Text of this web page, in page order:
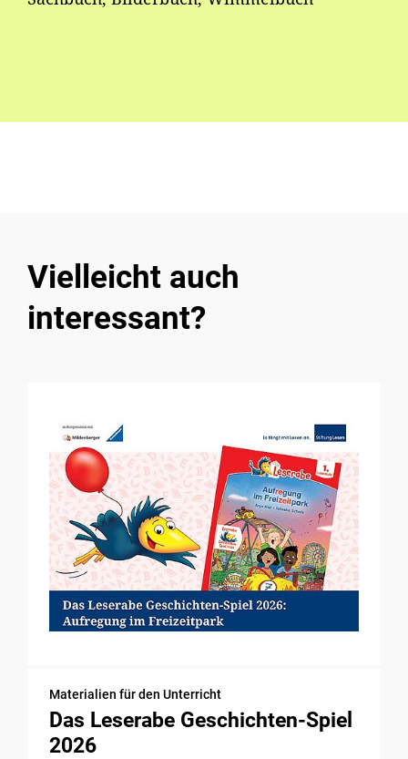
Vielleicht auch
interessant?
Materialien für den Unterricht
Das Leserabe Geschichten-Spiel
2026